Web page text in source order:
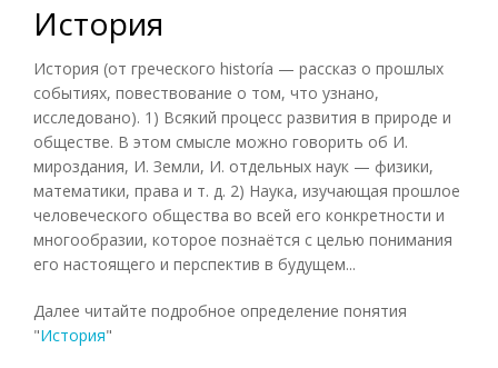
История
История (от греческого historía — рассказ о прошлых
событиях, повествование о том, что узнано,
исследовано). 1) Всякий процесс развития в природе и
обществе. В этом смысле можно говорить об И.
мироздания, И. Земли, И. отдельных наук — физики,
математики, права и т. д. 2) Наука, изучающая прошлое
человеческого общества во всей его конкретности и
многообразии, которое познаётся с целью понимания
его настоящего и перспектив в будущем...
Далее читайте подробное определение понятия
"История"